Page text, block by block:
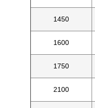
1450
1600
1750
2100